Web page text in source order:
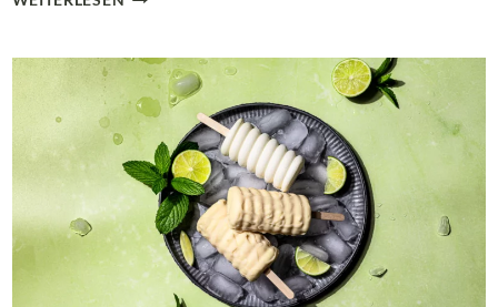
JOGHURTKUCHEN
AUS
DER
KASTENFORM